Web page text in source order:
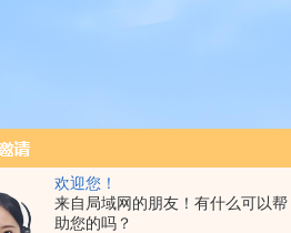
欢迎您！
来自局域网的朋友！有什么可以帮
助您的吗？